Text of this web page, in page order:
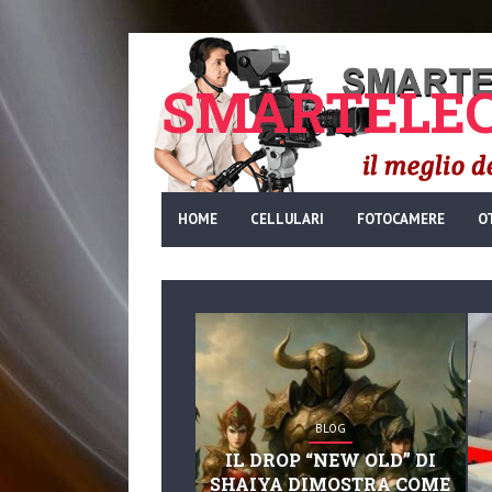
HOME CELLULARI FOTOCAMERE
BLOG
IL DROP “NEW OLD” DI
SHAIYA DIMOSTRA COME